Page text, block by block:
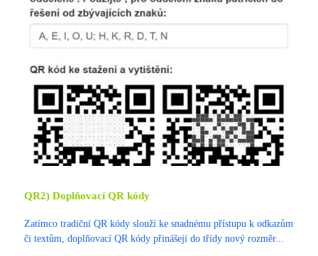
QR2) Doplňovací QR kódy
Zatímco tradiční QR kódy slouží ke snadnému přístupu k odkazům
či textům, doplňovací QR kódy přinášejí do třídy nový rozměr...